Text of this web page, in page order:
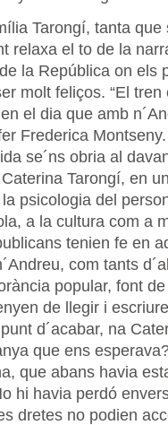
Tarongí, tanta que
relaxa el to de la
la República on els
molt feliços. “El tren
el dia que amb
Frederica
se´ns obria al
Tarongí, en
psicologia del
a la cultura com a
tenien fe en
com tants
popular, font
de llegir i
d´acabar, na
que ens
que abans havia
hi havia perdó
dretes no podien